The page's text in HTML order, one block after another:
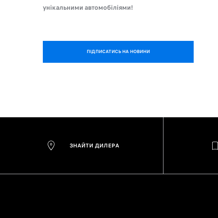
унікальними автомобіліями!
ПІДПИСАТИСЬ НА НОВИНИ
ЗНАЙТИ ДИЛЕРА